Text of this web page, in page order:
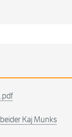
Kaj Munks